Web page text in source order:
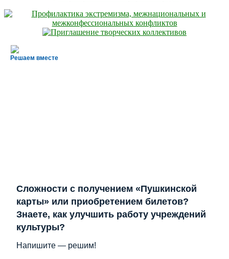
Решаем вместе
Сложности с получением «Пушкинской
карты» или приобретением билетов?
Знаете, как улучшить работу учреждений
культуры?
Напишите — решим!